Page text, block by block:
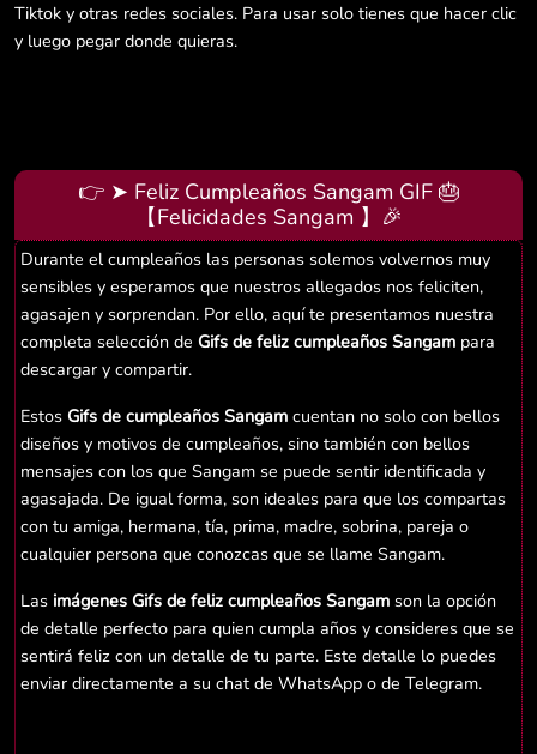
Tiktok y otras redes sociales. Para usar solo tienes que hacer clic
y luego pegar donde quieras.
👉 ➤ Feliz Cumpleaños Sangam GIF 🎂
【Felicidades Sangam 】🎉
Durante el cumpleaños las personas solemos volvernos muy
sensibles y esperamos que nuestros allegados nos feliciten,
agasajen y sorprendan. Por ello, aquí te presentamos nuestra
completa selección de Gifs de feliz cumpleaños Sangam para
descargar y compartir.
Estos Gifs de cumpleaños Sangam cuentan no solo con bellos
diseños y motivos de cumpleaños, sino también con bellos
mensajes con los que Sangam se puede sentir identificada y
agasajada. De igual forma, son ideales para que los compartas
con tu amiga, hermana, tía, prima, madre, sobrina, pareja o
cualquier persona que conozcas que se llame Sangam.
Las imágenes Gifs de feliz cumpleaños Sangam son la opción
de detalle perfecto para quien cumpla años y consideres que se
sentirá feliz con un detalle de tu parte. Este detalle lo puedes
enviar directamente a su chat de WhatsApp o de Telegram.